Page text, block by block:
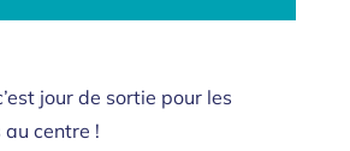
jour de sortie pour les
centre !